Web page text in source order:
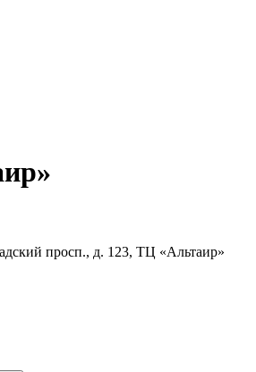
просп., д. 123, ТЦ «Альтаир»